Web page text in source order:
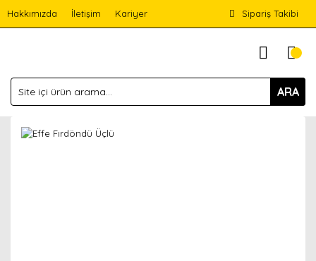
Hakkımızda İletişim Kariyer Sipariş Takibi
ARA